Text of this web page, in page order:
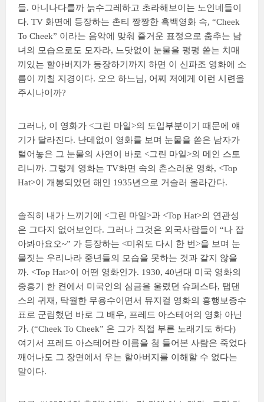
들. 아니나다를까 늙수그레하고 초라해보이는 노인네들이
다. TV 화면에 등장하는 촌티 짱짱한 흑백영화 속, “Cheek
To Cheek” 이라는 음악에 맞춰 즐거운 표정으로 춤추는 남
녀의 모습으로도 모자라, 느닷없이 눈물을 펑펑 쏟는 치매
끼있는 할아버지가 등장하기까지 하면 이 신파조 영화에 소
름이 끼칠 지경이다. 오오 하느님, 어찌 저에게 이런 시련을
주시나이까?
그러나, 이 영화가 <그린 마일>의 도입부분이기 때문에 얘
기가 달라진다. 난데없이 영화를 보며 눈물을 쏟은 남자가
털어놓은 그 눈물의 사연이 바로 <그린 마일>의 메인 스토
리니까. 그렇게 영화는 TV화면 속의 촌스러운 영화, <Top
Hat>이 개봉되었던 해인 1935년으로 거슬러 올라간다.
솔직히 내가 느끼기에 <그린 마일>과 <Top Hat>의 연관성
은 그다지 없어보인다. 그러나 그것은 외국사람들이 “나 잡
아봐아요오~” 가 등장하는 <미워도 다시 한 번>을 보며 눈
물짓는 우리나라 중년들의 모습을 못하는 것과 같지 않을
까. <Top Hat>이 어떤 영화인가. 1930, 40년대 미국 영화의
중흥기 한 켠에서 미국인의 심금을 울렸던 슈퍼스타, 탭댄
스의 귀재, 탁월한 무용수이면서 뮤지컬 영화의 흥행보증수
표로 군림했던 바로 그 배우, 프레드 아스테어의 영화 아닌
가. (“Cheek To Cheek” 은 그가 직접 부른 노래기도 하다)
여기서 프레드 아스테어란 이름을 첨 들어본 사람은 죽었다
깨어나도 그 장면에서 우는 할아버지를 이해할 수 없다는
말이다.